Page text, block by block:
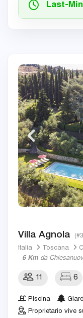
Last-
Villa Agnola
Italia Toscana
6 Km da
11 6
Piscina
Proprietario vive